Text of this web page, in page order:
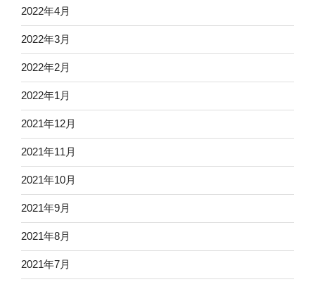
2022年4月
2022年3月
2022年2月
2022年1月
2021年12月
2021年11月
2021年10月
2021年9月
2021年8月
2021年7月